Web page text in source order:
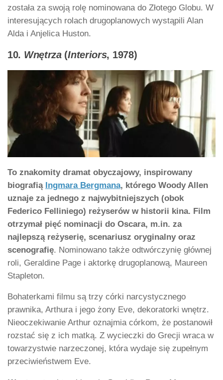
została za swoją rolę nominowana do Złotego Globu. W
interesujących rolach drugoplanowych wystąpili Alan
Alda i Anjelica Huston.
10. Wnętrza(Interiors, 1978)
To znakomity dramat obyczajowy, inspirowany
biografią Ingmara Bergmana, którego Woody Allen
uznaje za jednego z najwybitniejszych (obok
Federico Felliniego) reżyserów w historii kina. Film
otrzymał pięć nominacji do Oscara, m.in. za
najlepszą reżyserię, scenariusz oryginalny oraz
scenografię. Nominowano także odtwórczynię głównej
roli, Geraldine Page i aktorkę drugoplanową, Maureen
Stapleton.
Bohaterkami filmu są trzy córki narcystycznego
prawnika, Arthura i jego żony Eve, dekoratorki wnętrz.
Nieoczekiwanie Arthur oznajmia córkom, że postanowił
rozstać się z ich matką. Z wycieczki do Grecji wraca w
towarzystwie narzeczonej, która wydaje się zupełnym
przeciwieństwem Eve.